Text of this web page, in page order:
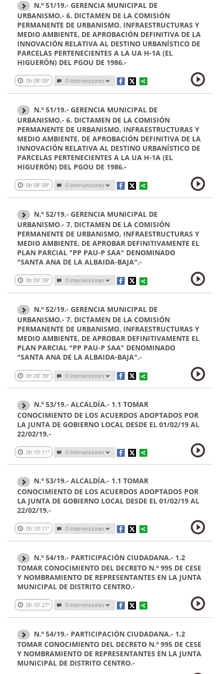
N.º 51/19.- GERENCIA MUNICIPAL DE
URBANISMO.- 6. DICTAMEN DE LA COMISIÓN
PERMANENTE DE URBANISMO, INFRAESTRUCTURAS Y
MEDIO AMBIENTE, DE APROBACIÓN DEFINITIVA DE LA
INNOVACIÓN RELATIVA AL DESTINO URBANÍSTICO DE
PARCELAS PERTENECIENTES A LA UA H-1A (EL
HIGUERÓN) DEL PGOU DE 1986.-
0h 08' 09'' 0 Intervenciones
N.º 51/19.- GERENCIA MUNICIPAL DE
URBANISMO.- 6. DICTAMEN DE LA COMISIÓN
PERMANENTE DE URBANISMO, INFRAESTRUCTURAS Y
MEDIO AMBIENTE, DE APROBACIÓN DEFINITIVA DE LA
INNOVACIÓN RELATIVA AL DESTINO URBANÍSTICO DE
PARCELAS PERTENECIENTES A LA UA H-1A (EL
HIGUERÓN) DEL PGOU DE 1986.-
0h 08' 09'' 0 Intervenciones
N.º 52/19.- GERENCIA MUNICIPAL DE
URBANISMO.- 7. DICTAMEN DE LA COMISIÓN
PERMANENTE DE URBANISMO, INFRAESTRUCTURAS Y
MEDIO AMBIENTE, DE APROBAR DEFINITIVAMENTE EL
PLAN PARCIAL "PP PAU-P SAA" DENOMINADO
"SANTA ANA DE LA ALBAIDA-BAJA".-
0h 09' 39'' 0 Intervenciones
N.º 52/19.- GERENCIA MUNICIPAL DE
URBANISMO.- 7. DICTAMEN DE LA COMISIÓN
PERMANENTE DE URBANISMO, INFRAESTRUCTURAS Y
MEDIO AMBIENTE, DE APROBAR DEFINITIVAMENTE EL
PLAN PARCIAL "PP PAU-P SAA" DENOMINADO
"SANTA ANA DE LA ALBAIDA-BAJA".-
0h 09' 39'' 0 Intervenciones
N.º 53/19.- ALCALDÍA.- 1.1 TOMAR
CONOCIMIENTO DE LOS ACUERDOS ADOPTADOS POR
LA JUNTA DE GOBIERNO LOCAL DESDE EL 01/02/19 AL
22/02/19.-
0h 10' 11'' 0 Intervenciones
N.º 53/19.- ALCALDÍA.- 1.1 TOMAR
CONOCIMIENTO DE LOS ACUERDOS ADOPTADOS POR
LA JUNTA DE GOBIERNO LOCAL DESDE EL 01/02/19 AL
22/02/19.-
0h 10' 11'' 0 Intervenciones
N.º 54/19.- PARTICIPACIÓN CIUDADANA.- 1.2
TOMAR CONOCIMIENTO DEL DECRETO N.º 995 DE CESE
Y NOMBRAMIENTO DE REPRESENTANTES EN LA JUNTA
MUNICIPAL DE DISTRITO CENTRO.-
0h 10' 27'' 0 Intervenciones
N.º 54/19.- PARTICIPACIÓN CIUDADANA.- 1.2
TOMAR CONOCIMIENTO DEL DECRETO N.º 995 DE CESE
Y NOMBRAMIENTO DE REPRESENTANTES EN LA JUNTA
MUNICIPAL DE DISTRITO CENTRO.-